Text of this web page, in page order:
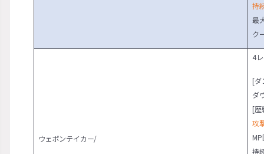
持
最
ク
ウェポンテイカー/
4
[ダ
ダ
[歴
攻
持